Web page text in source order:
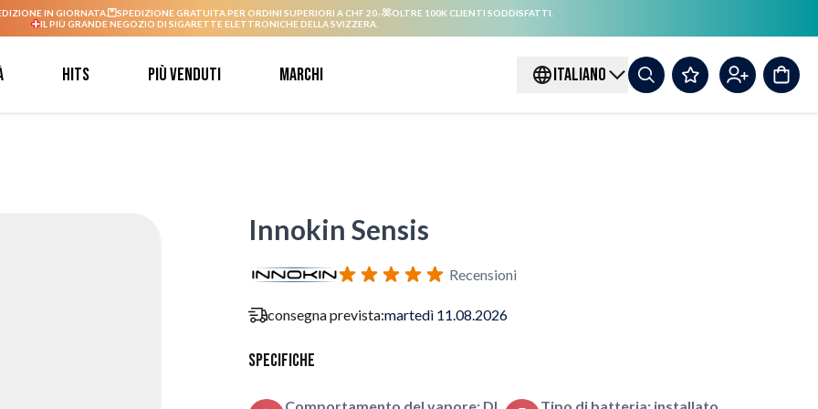
IN GIORNATA. SPEDIZIONE GRATUITA PER ORDINI SUPERIORI A CHF 20.-
OLTRE 100K CLIENTI SODDISFATTI.
IL PIÙ GRANDE NEGOZIO DI SIGARETTE ELETTRONICHE DELLA SVIZZERA.
Hits Più venduti Marchi ITALIANO
Innokin Sensis
Recensioni
consegna prevista:martedì 11.08.2026
Specifiche